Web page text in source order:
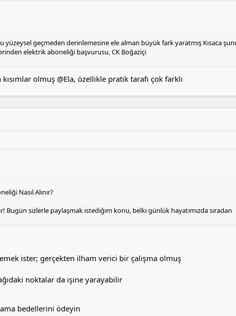
yüzeysel geçmeden derinlemesine ele alman büyük fark yaratmış Kısaca
elektrik aboneliği başvurusu, CK Boğaziçi
kısımlar olmuş @Ela, özellikle pratik tarafı çok farklı
Nasıl Alınır?
Bugün sizlerle paylaşmak istediğim konu, belki günlük hayatımızda sıradan
ister; gerçekten ilham verici bir çalışma olmuş
noktalar da işine yarayabilir
bedellerini ödeyin